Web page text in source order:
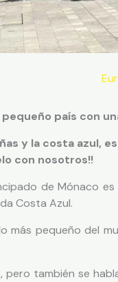
país con
y la costa azul,
con nosotros!!
de Mónaco
Costa Azul.
más pequeño del
pero también se